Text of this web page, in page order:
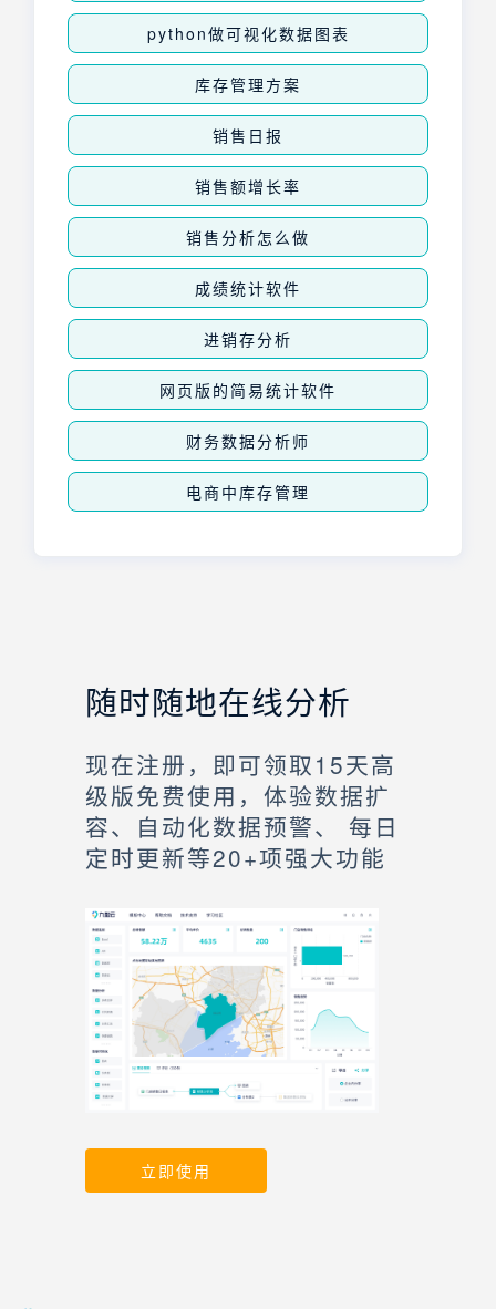
python做可视化数据图表
库存管理方案
销售日报
销售额增长率
销售分析怎么做
成绩统计软件
进销存分析
网页版的简易统计软件
财务数据分析师
电商中库存管理
随时随地在线分析
现在注册，即可领取15天高
级版免费使用，体验数据扩
容、自动化数据预警、 每日
定时更新等20+项强大功能
立即使用